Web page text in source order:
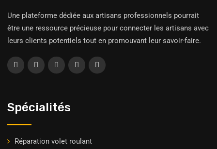
Une plateforme dédiée aux artisans professionnels pourrait
être une ressource précieuse pour connecter les artisans avec
leurs clients potentiels tout en promouvant leur savoir-faire.
Spécialités
Réparation volet roulant